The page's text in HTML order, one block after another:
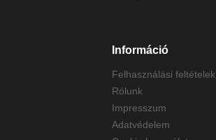
Információ
Felhasználási feltételek
Rólunk
Impresszum
Adatvédelem